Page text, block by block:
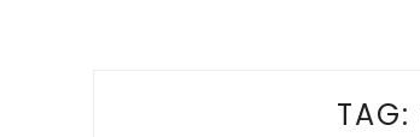
TAG: